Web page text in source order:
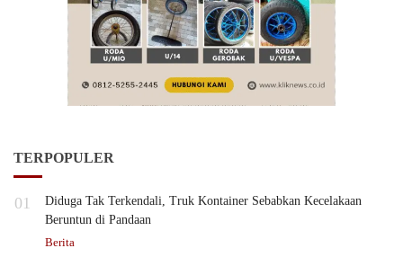
TERPOPULER
01
Diduga Tak Terkendali, Truk Kontainer Sebabkan Kecelakaan
Beruntun di Pandaan
Berita